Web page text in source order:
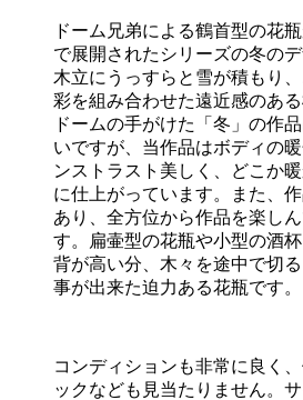
ドーム兄弟による鶴首型の花
で展開されたシリーズの冬の
木立にうっすらと雪が積もり
彩を組み合わせた遠近感のあ
ドームの手がけた「冬」の作
いですが、当作品はボディの
ンストラスト美しく、どこか
に仕上がっています。また、
あり、全方位から作品を楽し
す。扁壷型の花瓶や小型の酒
背が高い分、木々を途中で切
事が出来た迫力ある花瓶です。
コンディションも非常に良く
ックなども見当たりません。